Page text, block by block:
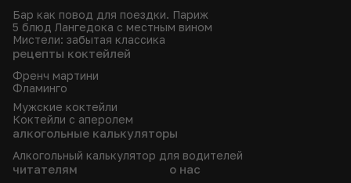
Бар как повод для поездки. Париж
5 блюд Лангедока с местным вином
Мистели: забытая классика
рецепты коктейлей
Френч мартини
Фламинго
Мужские коктейли
Коктейли с аперолем
алкогольные калькуляторы
Алкогольный калькулятор для водителей
читателям о нас